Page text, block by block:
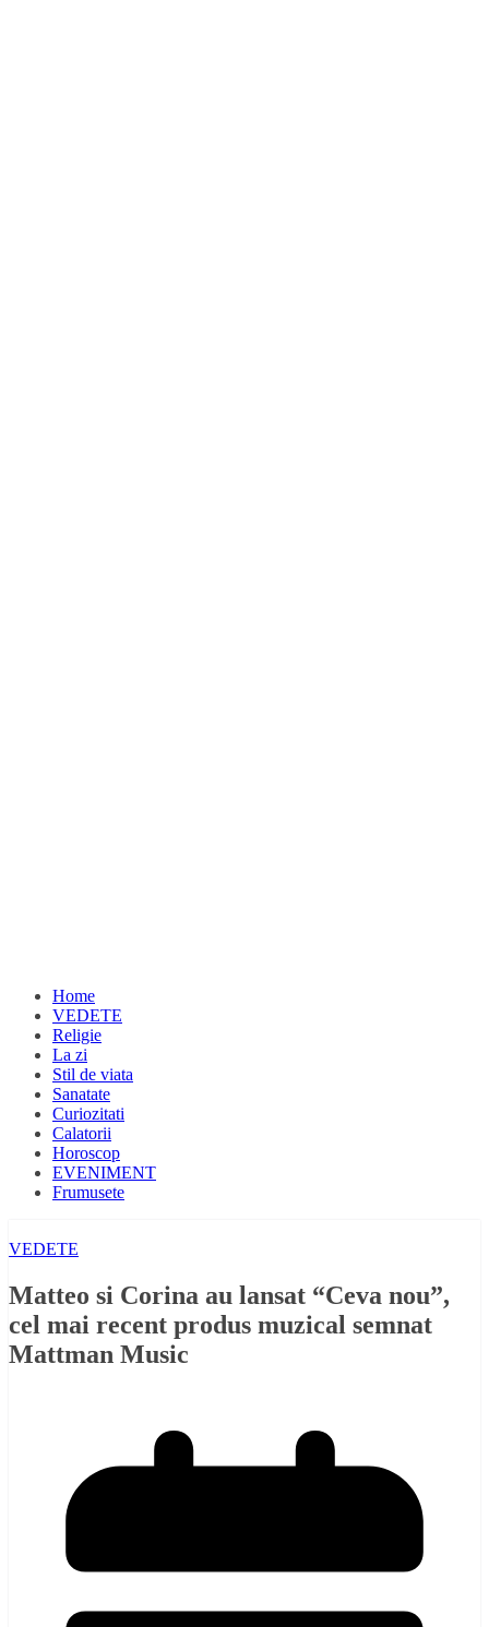
Home
VEDETE
Religie
La zi
Stil de viata
Sanatate
Curiozitati
Calatorii
Horoscop
EVENIMENT
Frumusete
VEDETE
Matteo si Corina au lansat “Ceva nou”,
cel mai recent produs muzical semnat
Mattman Music